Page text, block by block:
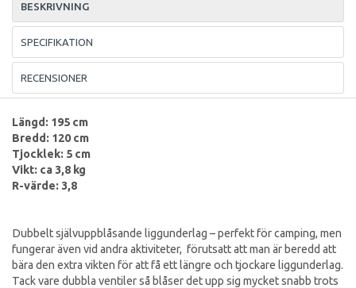
BESKRIVNING
SPECIFIKATION
RECENSIONER
Längd: 195 cm
Bredd: 120 cm
Tjocklek: 5 cm
Vikt: ca 3,8 kg
R-värde: 3,8
Dubbelt självuppblåsande liggunderlag – perfekt för camping, men
fungerar även vid andra aktiviteter, förutsatt att man är beredd att
bära den extra vikten för att få ett längre och tjockare liggunderlag.
Tack vare dubbla ventiler så blåser det upp sig mycket snabb trots